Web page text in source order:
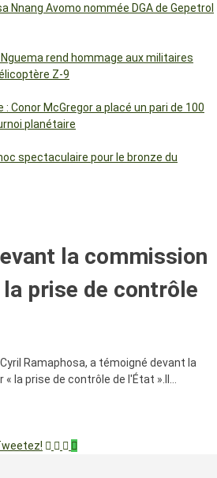
Nnang Avomo nommée DGA de Gepetrol
rend hommage aux militaires
Z-9
Conor McGregor a placé un pari de 100
planétaire
spectaculaire pour le bronze du
la commission
la prise de contrôle
Ramaphosa, a témoigné devant la
la prise de contrôle de l'État ».Il…